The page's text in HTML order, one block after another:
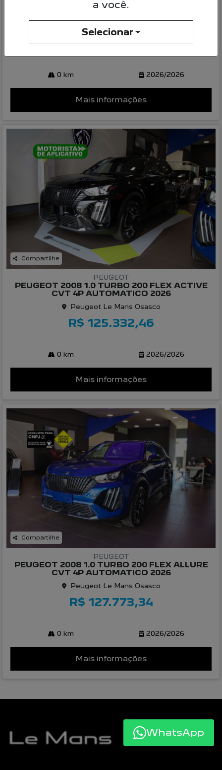
PEUGEOT 2008 1.0 TURBO 200 FLEX ACTIVE
Peugeot Le Mans Osasco
R$ 124.990,00
0 km 2026/2026
Mais informações
Compartilhe
PEUGEOT
PEUGEOT 2008 1.0 TURBO 200 FLEX ACTIVE
CVT 4P AUTOMATICO 2026
Peugeot Le Mans Osasco
R$ 125.332,46
0 km 2026/2026
Mais informações
Compartilhe
PEUGEOT
PEUGEOT 2008 1.0 TURBO 200 FLEX ALLURE
CVT 4P AUTOMATICO 2026
Peugeot Le Mans Osasco
R$ 127.773,34
0 km 2026/2026
Mais informações
WhatsApp
a você.
Selecionar